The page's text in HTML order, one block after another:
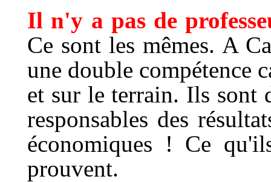
Il n'y a pas de
Ce sont les mêmes. A
une double compétence
et sur le terrain. Ils sont
responsables des
économiques ! Ce
prouvent.